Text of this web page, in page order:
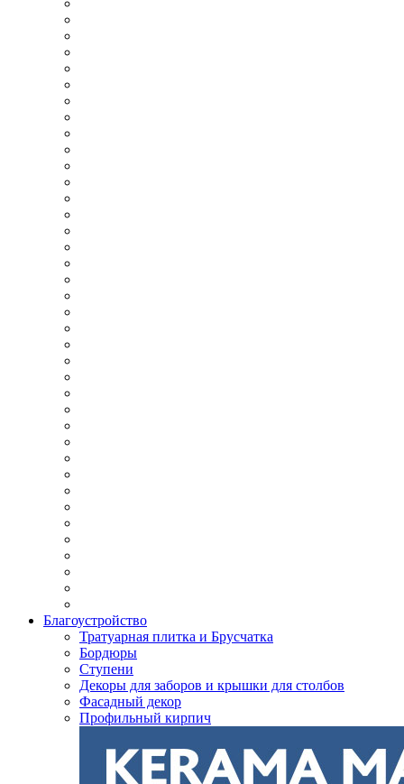
Благоустройство
Тратуарная плитка и Брусчатка
Бордюры
Ступени
Декоры для заборов и крышки для столбов
Фасадный декор
Профильный кирпич